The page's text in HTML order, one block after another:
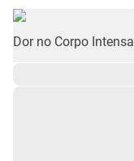
Dor no Corpo Intensa